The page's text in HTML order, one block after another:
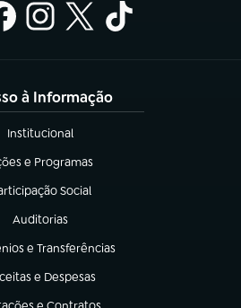
à Informação
Institucional
(abre em nova aba)
e Programas
em nova aba)
Social
em nova aba)
Auditorias
(abre em nova aba)
e Transferências
nova aba)
e Despesas
em nova aba)